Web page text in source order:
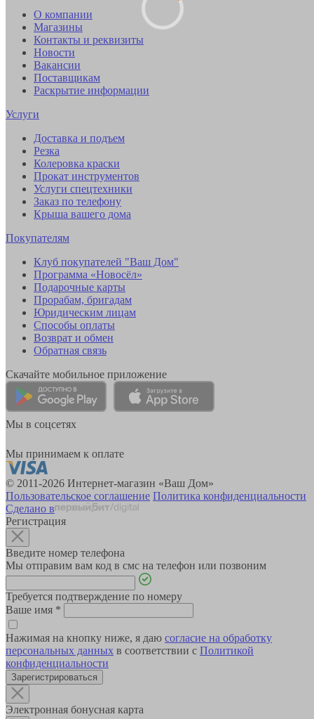
О компании
Магазины
Контакты и реквизиты
Новости
Вакансии
Поставщикам
Раскрытие информации
Услуги
Доставка и подъем
Резка
Колеровка краски
Прокат инструментов
Услуги спецтехники
Заказ по телефону
Крыша вашего дома
Покупателям
Клуб покупателей "Ваш Дом"
Программа «Новосёл»
Подарочные карты
Прорабам, бригадам
Юридическим лицам
Способы оплаты
Возврат и обмен
Обратная связь
Скачайте мобильное приложение
Мы в соцсетях
Мы принимаем к оплате
© 2011-2026 Интернет-магазин «Ваш Дом»
Пользовательское соглашение Политика конфиденциальности
Сделано в
Регистрация
Введите номер телефона
Мы отправим вам код в смс на телефон или позвоним
Требуется подтверждение по номеру
Ваше имя *
Нажимая на кнопку ниже, я даю согласие на обработку
персональных данных в соответствии с Политикой
конфиденциальности
Зарегистрироваться
Электронная бонусная карта